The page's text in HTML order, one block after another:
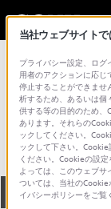
総合サポ
VGN-
全て ダウン
当社ウェブサイト
プライバシー設定、ロ
用者のアクションに応じ
停止することができませ
析するため、あるいは個
供する等の目的のため、
あります。それらの
ックしてください。
ックして下さい。
ください。Cookieの設
よっては、このウェブ
ついては、当社の
イバシーポリシーをご覧